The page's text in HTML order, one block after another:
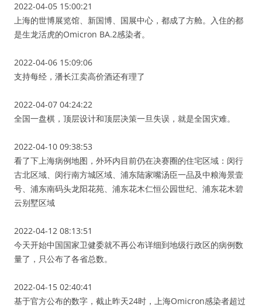
2022-04-05 15:00:21
上海的世博展览馆、新国博、国展中心，都成了方舱。入住的都
是生龙活虎的Omicron BA.2感染者。
2022-04-06 15:09:06
支持每经，潘长江卖高价酒还有理了
2022-04-07 04:24:22
全国一盘棋，顶层设计和顶层决策一旦失误，就是全国灾难。
2022-04-10 09:38:53
看了下上海病例地图，外环内目前仍在决赛圈的住宅区域：闵行
古北区域、闵行南方城区域、浦东陆家嘴汤臣一品及中粮海景壹
号、浦东南码头龙阳花苑、浦东花木仁恒公园世纪、浦东花木碧
云别墅区域
2022-04-12 08:13:51
今天开始中国国家卫健委就不再公布详细到地级行政区的病例数
量了，只公布了各省总数。
2022-04-15 02:40:41
基于官方公布的数字，截止昨天24时，上海Omicron感染者超过